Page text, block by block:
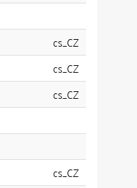
cs_CZ
cs_CZ
cs_CZ
cs_CZ